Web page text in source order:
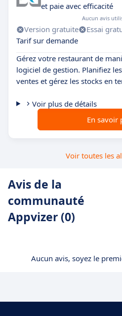
et paie avec efficacité
Aucun avis
Version gratuite Essai
Tarif sur demande
Gérez votre restaurant de
logiciel de gestion. Planifiez
ventes et gérez les stocks en
Voir plus de détails
En savoir
Voir toutes les
Avis de la
communauté
Appvizer (0)
Aucun avis, soyez le